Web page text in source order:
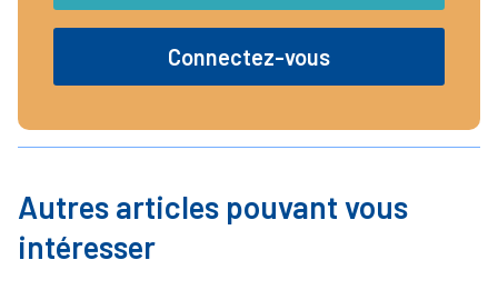
Connectez-vous
Autres articles pouvant vous
intéresser